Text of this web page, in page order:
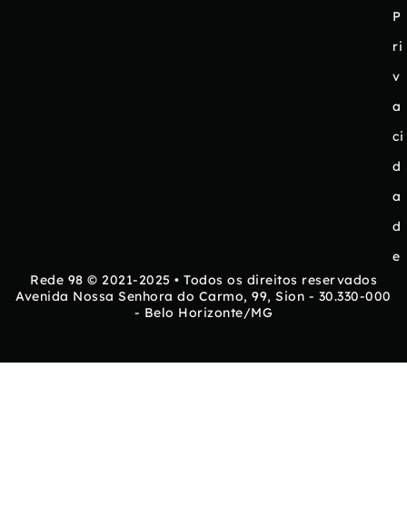
P
ri
v
a
ci
d
a
d
e
Rede 98 © 2021-2025 • Todos os direitos reservados
Avenida Nossa Senhora do Carmo, 99, Sion - 30.330-000
- Belo Horizonte/MG